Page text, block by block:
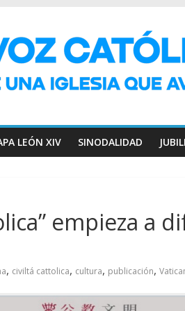
LEÓN XIV SINODALIDAD
empieza a
, civiltá cattolica, cultura, publicación,